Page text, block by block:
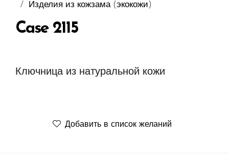
/
Изделия из кожзама (экокожи)
Case 2115
Ключница из натуральной кожи
Добавить в список желаний